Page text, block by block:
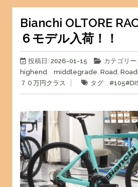
Bianchi OLTORE
６モデル入荷！！
投稿日: 2026-01-15 カテゴリー:
highend middlegrade, Road,
７０万円クラス
タグ: , #105